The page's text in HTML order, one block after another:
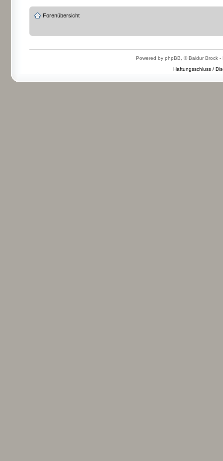
Forenübersicht
Powered by phpBB, © Baldur Brock -
Haftungsschluss /